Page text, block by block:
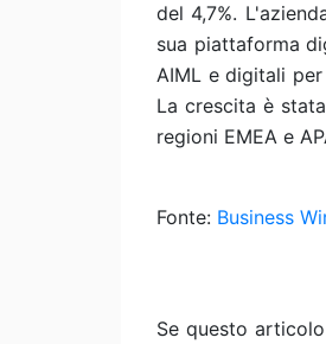
del 4,7%.
sua piattaforma
AIML e digitali
La crescita è
regioni EMEA e
Fonte: Business
Se questo